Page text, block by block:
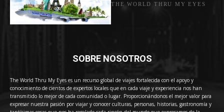
THE WORLD THRU MY EYES
SOBRE NOSOTROS
The World Thru My Eyes es un recurso global de viajes fortalecida con el apoyo y
conocimiento de cientos de expertos locales que en cada viaje y experiencia nos han
transmitido lo mejor de cada comunidad o lugar. Proporcionándonos el mejor valor para
expresar nuestra pasión por viajar y conocer culturas, personas, historias, gastronomía y